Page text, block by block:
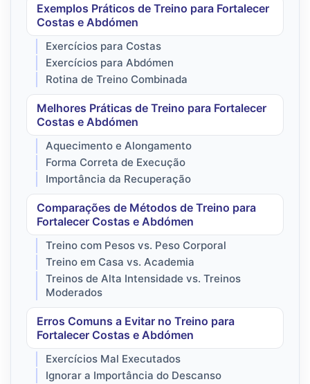
Exemplos Práticos de Treino para Fortalecer
Costas e Abdómen
Exercícios para Costas
Exercícios para Abdómen
Rotina de Treino Combinada
Melhores Práticas de Treino para Fortalecer
Costas e Abdómen
Aquecimento e Alongamento
Forma Correta de Execução
Importância da Recuperação
Comparações de Métodos de Treino para
Fortalecer Costas e Abdómen
Treino com Pesos vs. Peso Corporal
Treino em Casa vs. Academia
Treinos de Alta Intensidade vs. Treinos
Moderados
Erros Comuns a Evitar no Treino para
Fortalecer Costas e Abdómen
Exercícios Mal Executados
Ignorar a Importância do Descanso